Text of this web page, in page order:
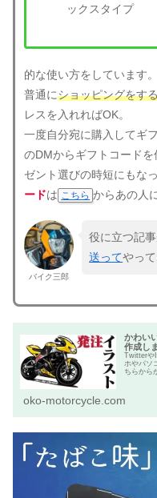
ックスタイプ
的な使い方をしています。
普通にショッピングをす
レスを入れればOK。
一度自分宛に購入してギ
のDMからギフトコード
ゼント選びの時短にもな
ードは こちら からあの人
バイク三郎
役に立つ記
送ってやっ
かわい
作成し
Twitterや
ホやパソ
ちらから
oko-motorcycle.com